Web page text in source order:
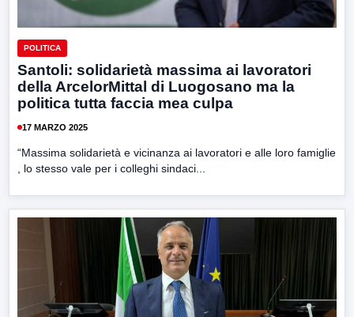
POLITICA
Santoli: solidarietà massima ai lavoratori
della ArcelorMittal di Luogosano ma la
politica tutta faccia mea culpa
17 MARZO 2025
“Massima solidarietà e vicinanza ai lavoratori e alle loro famiglie
, lo stesso vale per i colleghi sindaci...